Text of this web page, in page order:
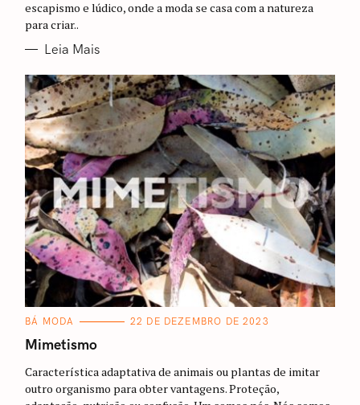
I
A
S
escapismo e lúdico, onde a moda se casa com a natureza
para criar..
Leia Mais
C
T
E
O
I
BÁ MODA 22 DE DEZEMBRO DE 2023
Mimetismo
Característica adaptativa de animais ou plantas de imitar
outro organismo para obter vantagens. Proteção,